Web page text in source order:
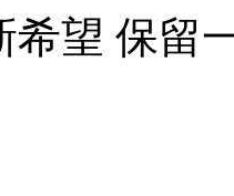
希望 保留